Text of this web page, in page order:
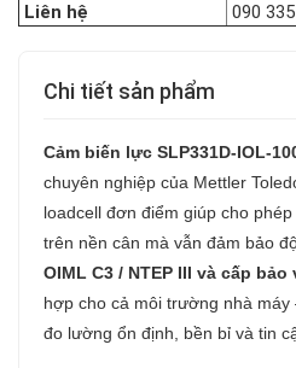
Liên hệ
090
Chi tiết sản phẩm
Cảm biến lực SLP331D-IOL-
chuyên nghiệp của Mettler
loadcell đơn điểm giúp cho
trên nền cân mà vẫn đảm bảo
OIML C3 / NTEP III và cấp bảo
hợp cho cả môi trường nhà máy
đo lường ổn định, bền bỉ và tin